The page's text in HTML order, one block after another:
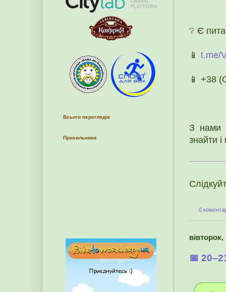
❔ Є
📱 t.me/
📱 +38
З нами
знайти
0
📅
Всього переглядів
Прихильники